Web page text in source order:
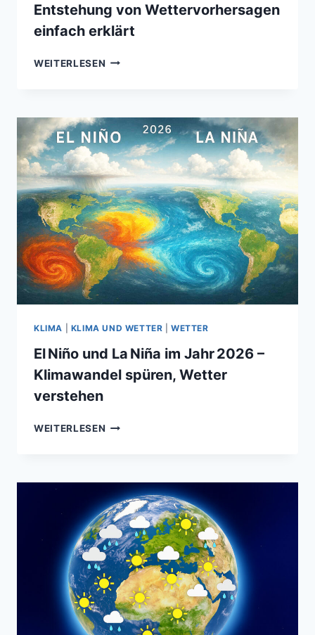
Entstehung von Wettervorhersagen
einfach erklärt
WEITERLESEN WIE
–
DIE
ENTSTEHUNG
VON
WETTERVORHERSAGEN
EINFACH
ERKLÄRT
KLIMA KLIMA UND WETTER |WETTER
El Niño und La Niña im Jahr 2026 –
Klimawandel spüren, Wetter
verstehen
WEITERLESEN EL NIÑO
JAHR 2026
–
KLIMAWANDEL
SPÜREN,
WETTER
VERSTEHEN